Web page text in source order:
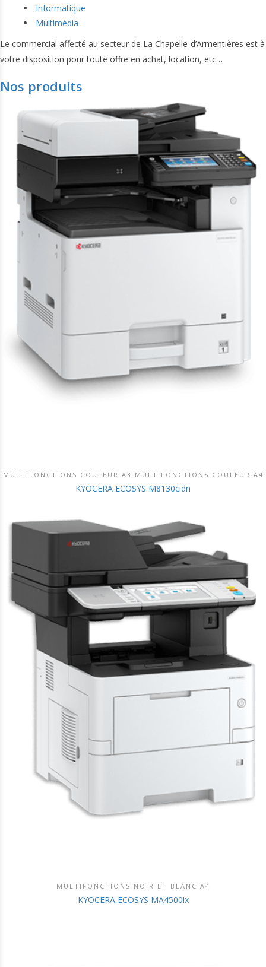
Informatique
Multimédia
Le commercial affecté au secteur de La Chapelle-d’Armentières est à
votre disposition pour toute offre en achat, location, etc…
Nos produits
DÉCOUVRIR CE PRODUIT
MULTIFONCTIONS COULEUR A3 MULTIFONCTIONS COULEUR A4
KYOCERA ECOSYS M8130cidn
DÉCOUVRIR CE PRODUIT
MULTIFONCTIONS NOIR ET BLANC A4
KYOCERA ECOSYS MA4500ix